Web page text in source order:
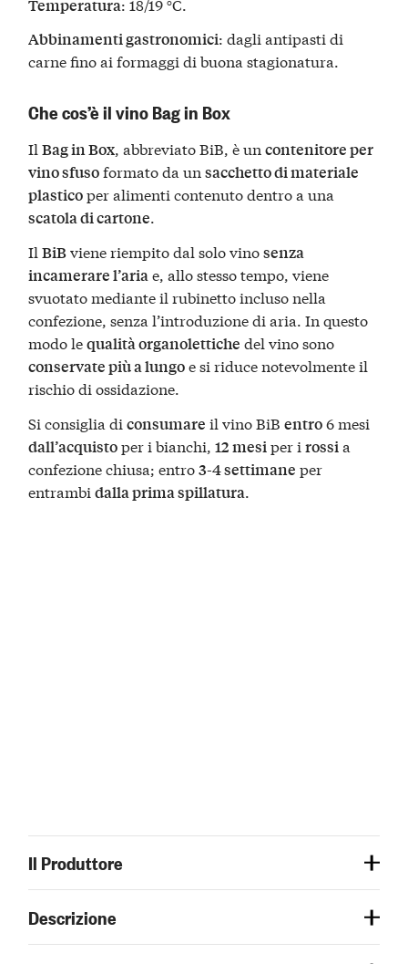
Temperatura
Abbinamenti gastronomici: dagli antipasti di
carne fino ai formaggi di buona stagionatura.
Che cos’è il vino Bag in Box
IlBag in Box, abbreviato BiB, è uncontenitore per
vino sfusoformato da unsacchetto di materiale
plasticoper alimenti contenuto dentro a una
scatola di cartone.
IlBiBviene riempito dal solo vinosenza
incamerare l’ariae, allo stesso tempo, viene
svuotato mediante il rubinetto incluso nella
confezione, senza l’introduzione di aria. In questo
modo lequalità organolettiche del vino sono
conservate più a lungoe si riduce notevolmente il
rischio di ossidazione.
Si consiglia diconsumare il vino BiBentro6 mesi
dall’acquistoper i bianchi,12 mesiper irossia
confezione chiusa; entro3-4 settimane per
entrambidalla prima spillatura.
Il Produttore
Descrizione